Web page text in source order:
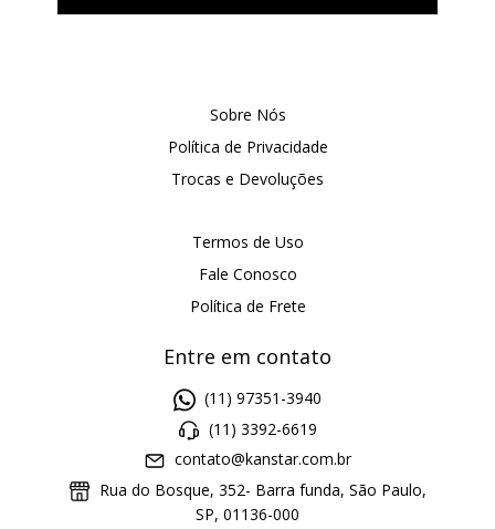
Sobre Nós
Política de Privacidade
Trocas e Devoluções
Termos de Uso
Fale Conosco
Política de Frete
Entre em contato
(11) 97351-3940
(11) 3392-6619
contato@kanstar.com.br
Rua do Bosque, 352- Barra funda, São Paulo,
SP, 01136-000